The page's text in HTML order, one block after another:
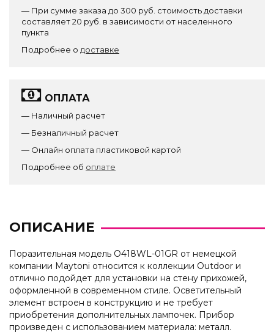
— При сумме заказа до 300 руб. стоимость доставки
составляет 20 руб. в зависимости от населенного
пункта
Подробнее о доставке
ОПЛАТА
— Наличный расчет
— Безналичный расчет
— Онлайн оплата пластиковой картой
Подробнее об оплате
ОПИСАНИЕ
Поразительная модель O418WL-01GR от немецкой
компании Maytoni относится к коллекции Outdoor и
отлично подойдет для установки на стену прихожей,
оформленной в современном стиле. Осветительный
элемент встроен в конструкцию и не требует
приобретения дополнительных лампочек. Прибор
произведен с использованием материала: металл.